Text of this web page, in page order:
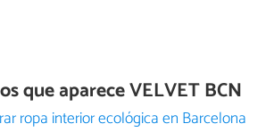
que aparece VELVET BCN
ropa interior ecológica en Barcelona